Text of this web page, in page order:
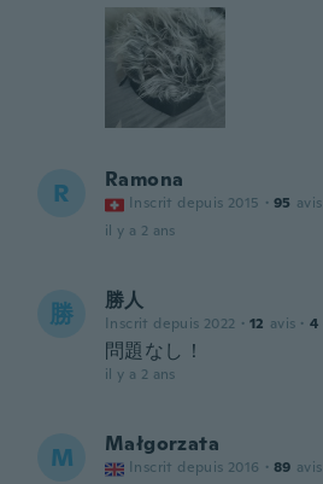
R Ramona
Inscrit depuis 2015 · 95 avis
il y a 2 ans
勝 勝人
Inscrit depuis 2022 · 12 avis · 4
問題なし！
il y a 2 ans
M Małgorzata
Inscrit depuis 2016 · 89 avis